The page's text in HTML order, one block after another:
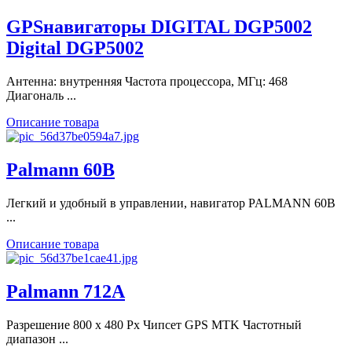
GPSнавигаторы DIGITAL DGP5002
Digital DGP5002
Антенна: внутренняя Частота процессора, МГц: 468
Диагональ ...
Описание товара
Palmann 60B
Легкий и удобный в управлении, навигатор PALMANN 60В
...
Описание товара
Palmann 712A
Разрешение 800 х 480 Рх Чипсет GPS MTK Частотный
диапазон ...